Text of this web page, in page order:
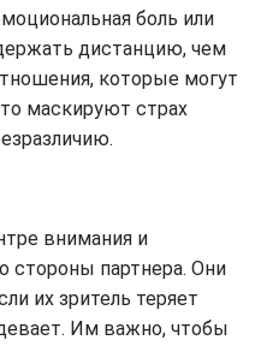
боль или
дистанцию, чем
которые могут
маскируют страх
внимания и
стороны партнера. Они
их зритель теряет
Им важно, чтобы